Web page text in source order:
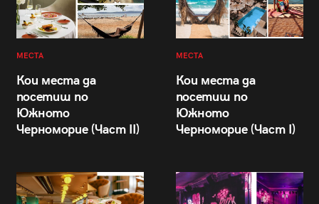
МЕСТА
Кои места да
посетиш по
Южното
Черноморие (Част II)
МЕСТА
Кои места да
посетиш по
Южното
Черноморие (Част I)